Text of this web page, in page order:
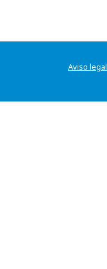
Aviso legal